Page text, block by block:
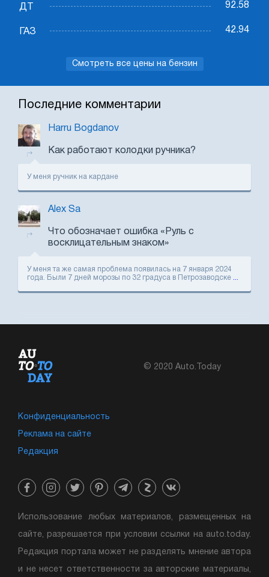
ДТ 92.58
ГАЗ 42.94
Смотреть все цены на бензин
Последние комментарии
Harru Bogdanov
Как работают колодки ручника?
У меня ручник на кардане
Alex Sa
Что обозначает ошибка «Руль с
восклицательным знаком»
У меня та же самая проблема появилась на 7 января 2024
года. Были 7 дней морозы по 32 градуса в Петрозаводске
© 2020 Auto.Today
Конфиденциальность
Реклама на сайте
Редакция
Использование любых материалов, размещенных на
сайте, разрешается при условии ссылки на auto.today.
Редакция портала может не разделять мнение автора
и не несет ответственности за авторские материалы,